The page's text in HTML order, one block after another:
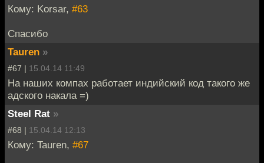
Кому: Korsar, #63
Спасибо
Tauren »
#67 | 15.04.14 11:49
На наших компах работает индийский код такого же
адского накала =)
Steel Rat »
#68 | 15.04.14 12:13
Кому: Tauren, #67